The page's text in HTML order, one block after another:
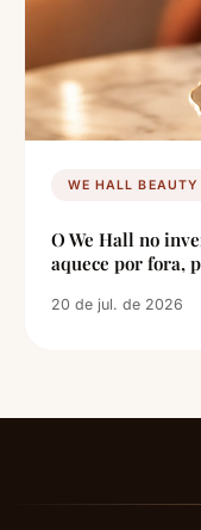
WE HALL BEAUTY
O We Hall no
aquece por fora,
20 de jul. de 2026